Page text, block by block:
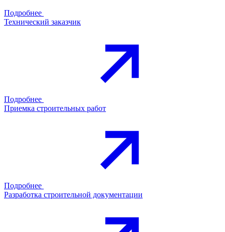
Подробнее
Технический заказчик
Подробнее
Приемка строительных работ
Подробнее
Разработка строительной документации